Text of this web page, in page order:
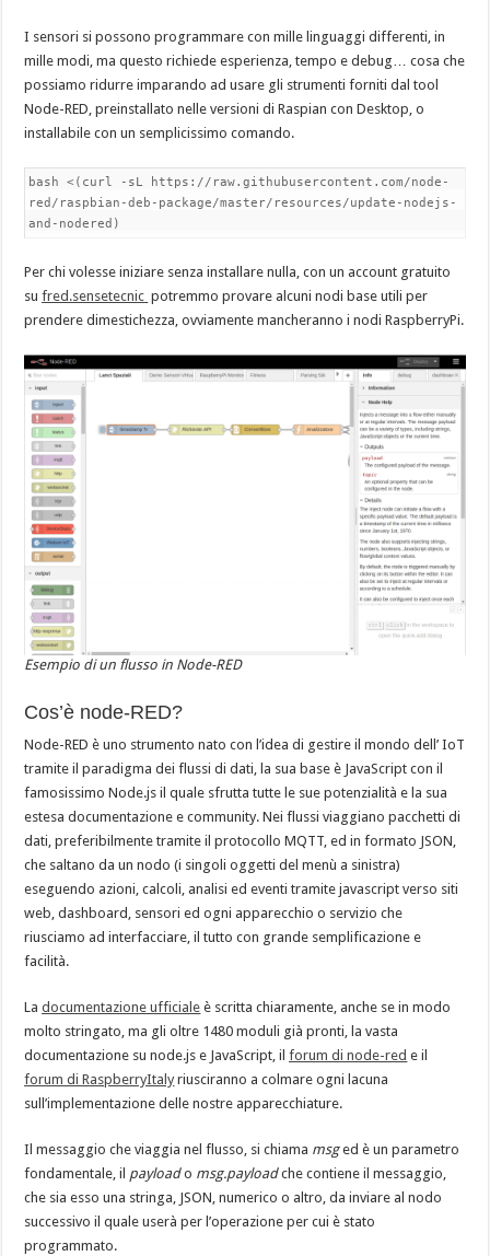
I sensori si possono programmare con mille linguaggi differenti, in
mille modi, ma questo richiede esperienza, tempo e debug… cosa che
possiamo ridurre imparando ad usare gli strumenti forniti dal tool
Node-RED, preinstallato nelle versioni di Raspian con Desktop, o
installabile con un semplicissimo comando.
bash <(curl -sL https://raw.githubusercontent.com/node-
red/raspbian-deb-package/master/resources/update-nodejs-
and-nodered)
Per chi volesse iniziare senza installare nulla, con un account gratuito
sufred.sensetecnic potremmo provare alcuni nodi base utili per
prendere dimestichezza, ovviamente mancheranno i nodi RaspberryPi.
Esempio di un flusso in Node-RED
Cos’è node-RED?
Node-RED è uno strumento nato con l’idea di gestire il mondo dell’ IoT
tramite il paradigma dei flussi di dati, la sua base è JavaScript con il
famosissimo Node.js il quale sfrutta tutte le sue potenzialità e la sua
estesa documentazione e community. Nei flussi viaggiano pacchetti di
dati, preferibilmente tramite il protocollo MQTT, ed in formato JSON,
che saltano da un nodo (i singoli oggetti del menù a sinistra)
eseguendo azioni, calcoli, analisi ed eventi tramite javascript verso siti
web, dashboard, sensori ed ogni apparecchio o servizio che
riusciamo ad interfacciare, il tutto con grande semplificazione e
facilità.
Ladocumentazione ufficiale è scritta chiaramente, anche se in modo
molto stringato, ma gli oltre 1480 moduli già pronti, la vasta
documentazione su node.js e JavaScript, ilforum di node-red e il
forum di RaspberryItaly riusciranno a colmare ogni lacuna
sull’implementazione delle nostre apparecchiature.
Il messaggio che viaggia nel flusso, si chiama msged è un parametro
fondamentale, il payloado msg.payloadche contiene il messaggio,
che sia esso una stringa, JSON, numerico o altro, da inviare al nodo
successivo il quale userà per l’operazione per cui è stato
programmato.